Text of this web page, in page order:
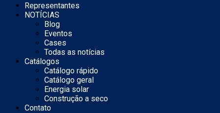
Representantes
NOTÍCIAS
Blog
Eventos
Cases
Todas as notícias
Catálogos
Catálogo rápido
Catálogo geral
Energia solar
Construção a seco
Contato